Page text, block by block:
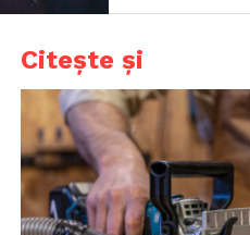
Citește și